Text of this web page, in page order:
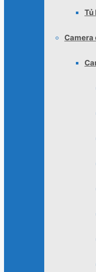
Tủ
Camera